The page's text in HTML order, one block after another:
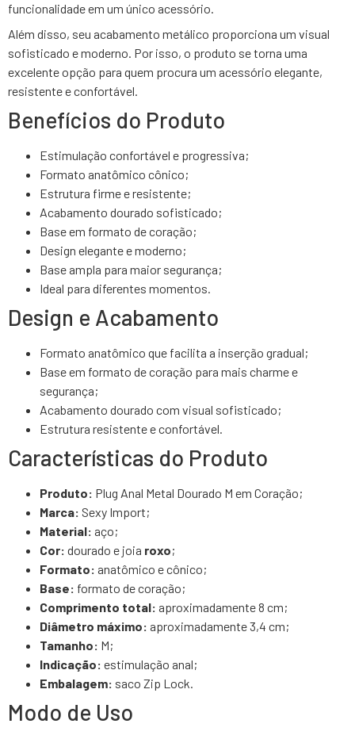
funcionalidade em um único acessório.
Além disso, seu acabamento metálico proporciona um visual
sofisticado e moderno. Por isso, o produto se torna uma
excelente opção para quem procura um acessório elegante,
resistente e confortável.
Benefícios do Produto
Estimulação confortável e progressiva;
Formato anatômico cônico;
Estrutura firme e resistente;
Acabamento dourado sofisticado;
Base em formato de coração;
Design elegante e moderno;
Base ampla para maior segurança;
Ideal para diferentes momentos.
Design e Acabamento
Formato anatômico que facilita a inserção gradual;
Base em formato de coração para mais charme e
segurança;
Acabamento dourado com visual sofisticado;
Estrutura resistente e confortável.
Características do Produto
Produto: Plug Anal Metal Dourado M em Coração;
Marca: Sexy Import;
Material: aço;
Cor: dourado e joia roxo;
Formato: anatômico e cônico;
Base: formato de coração;
Comprimento total: aproximadamente 8 cm;
Diâmetro máximo: aproximadamente 3,4 cm;
Tamanho: M;
Indicação: estimulação anal;
Embalagem: saco Zip Lock.
Modo de Uso